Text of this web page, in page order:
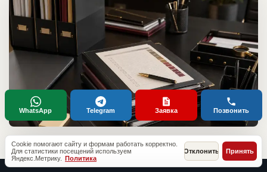
Cookie помогают сайту и формам работать корректно.
Для статистики посещений используем
Яндекс.Метрику. Политика
Отклонить Принять
WhatsApp Telegram Заявка Позвонить